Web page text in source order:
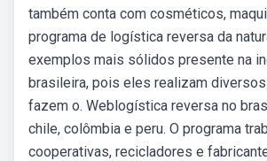
também conta com cosméticos,
programa de logística reversa da
exemplos mais sólidos presente na
brasileira, pois eles realizam
fazem o. Weblogística reversa no
chile, colômbia e peru. O programa
cooperativas, recicladores e